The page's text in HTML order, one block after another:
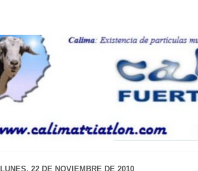
LUNES, 22 DE NOVIEMBRE DE 2010